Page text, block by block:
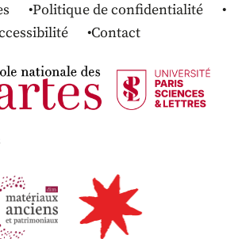
Politique de confidentialité
Contact